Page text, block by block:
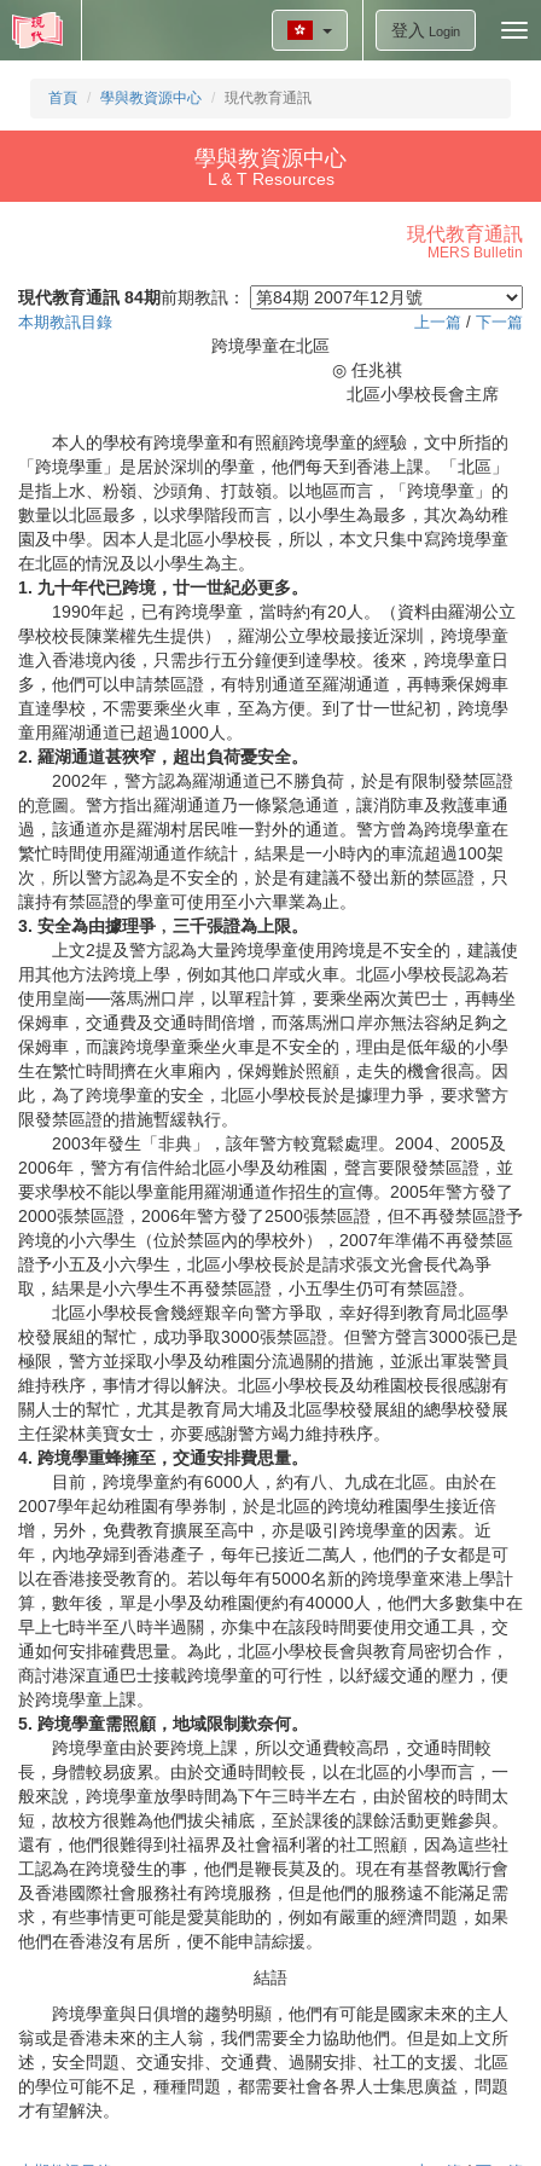
登入 Login
首頁 學與教資源中心 現代教育通訊
學與教資源中心
L & T Resources
現代教育通訊
MERS Bulletin
現代教育通訊 84期前期教訊：
本期教訊目錄 上一篇 / 下一篇
跨境學童在北區
◎ 任兆祺
北區小學校長會主席
本人的學校有跨境學童和有照顧跨境學童的經驗，文中所指的
「跨境學重」是居於深圳的學童，他們每天到香港上課。「北區」
是指上水、粉嶺、沙頭角、打鼓嶺。以地區而言，「跨境學童」的
數量以北區最多，以求學階段而言，以小學生為最多，其次為幼稚
園及中學。因本人是北區小學校長，所以，本文只集中寫跨境學童
在北區的情況及以小學生為主。
1. 九十年代已跨境，廿一世紀必更多。
1990年起，已有跨境學童，當時約有20人。（資料由羅湖公立
學校校長陳業權先生提供），羅湖公立學校最接近深圳，跨境學童
進入香港境內後，只需步行五分鐘便到達學校。後來，跨境學童日
多，他們可以申請禁區證，有特別通道至羅湖通道，再轉乘保姆車
直達學校，不需要乘坐火車，至為方便。到了廿一世紀初，跨境學
童用羅湖通道已超過1000人。
2. 羅湖通道甚狹窄，超出負荷憂安全。
2002年，警方認為羅湖通道已不勝負荷，於是有限制發禁區證
的意圖。警方指出羅湖通道乃一條緊急通道，讓消防車及救護車通
過，該通道亦是羅湖村居民唯一對外的通道。警方曾為跨境學童在
繁忙時間使用羅湖通道作統計，結果是一小時內的車流超過100架
次﹐所以警方認為是不安全的，於是有建議不發出新的禁區證，只
讓持有禁區證的學童可使用至小六畢業為止。
3. 安全為由據理爭﹐三千張證為上限。
上文2提及警方認為大量跨境學童使用跨境是不安全的，建議使
用其他方法跨境上學，例如其他口岸或火車。北區小學校長認為若
使用皇崗──落馬洲口岸，以單程計算，要乘坐兩次黃巴士，再轉坐
保姆車，交通費及交通時間倍增，而落馬洲口岸亦無法容納足夠之
保姆車，而讓跨境學童乘坐火車是不安全的，理由是低年級的小學
生在繁忙時間擠在火車廂內，保姆難於照顧，走失的機會很高。因
此，為了跨境學童的安全，北區小學校長於是據理力爭，要求警方
限發禁區證的措施暫緩執行。
2003年發生「非典」，該年警方較寬鬆處理。2004、2005及
2006年，警方有信件給北區小學及幼稚園，聲言要限發禁區證，並
要求學校不能以學童能用羅湖通道作招生的宣傳。2005年警方發了
2000張禁區證，2006年警方發了2500張禁區證，但不再發禁區證予
跨境的小六學生（位於禁區內的學校外），2007年準備不再發禁區
證予小五及小六學生，北區小學校長於是請求張文光會長代為爭
取，結果是小六學生不再發禁區證，小五學生仍可有禁區證。
北區小學校長會幾經艱辛向警方爭取，幸好得到教育局北區學
校發展組的幫忙，成功爭取3000張禁區證。但警方聲言3000張已是
極限，警方並採取小學及幼稚園分流過關的措施，並派出軍裝警員
維持秩序，事情才得以解決。北區小學校長及幼稚園校長很感謝有
關人士的幫忙，尤其是教育局大埔及北區學校發展組的總學校發展
主任梁林美寶女士，亦要感謝警方竭力維持秩序。
4. 跨境學重蜂擁至，交通安排費思量。
目前，跨境學童約有6000人，約有八、九成在北區。由於在
2007學年起幼稚園有學券制，於是北區的跨境幼稚園學生接近倍
增，另外，免費教育擴展至高中，亦是吸引跨境學童的因素。近
年，內地孕婦到香港產子，每年已接近二萬人，他們的子女都是可
以在香港接受教育的。若以每年有5000名新的跨境學童來港上學計
算，數年後，單是小學及幼稚園便約有40000人，他們大多數集中在
早上七時半至八時半過關，亦集中在該段時間要使用交通工具，交
通如何安排確費思量。為此，北區小學校長會與教育局密切合作，
商討港深直通巴士接載跨境學童的可行性，以紓緩交通的壓力，便
於跨境學童上課。
5. 跨境學童需照顧，地域限制歎奈何。
跨境學童由於要跨境上課，所以交通費較高昂，交通時間較
長，身體較易疲累。由於交通時間較長，以在北區的小學而言，一
般來說，跨境學童放學時間為下午三時半左右，由於留校的時間太
短，故校方很難為他們拔尖補底，至於課後的課餘活動更難參與。
還有，他們很難得到社福界及社會福利署的社工照顧，因為這些社
工認為在跨境發生的事，他們是鞭長莫及的。現在有基督教勵行會
及香港國際社會服務社有跨境服務，但是他們的服務遠不能滿足需
求，有些事情更可能是愛莫能助的，例如有嚴重的經濟問題，如果
他們在香港沒有居所，便不能申請綜援。
結語
跨境學童與日俱增的趨勢明顯，他們有可能是國家未來的主人
翁或是香港未來的主人翁，我們需要全力協助他們。但是如上文所
述，安全問題、交通安排、交通費、過關安排、社工的支援、北區
的學位可能不足，種種問題，都需要社會各界人士集思廣益，問題
才有望解決。